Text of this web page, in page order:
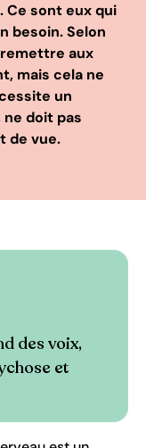
Ce sont eux qui
besoin. Selon
aux
mais cela ne
un
doit pas
de vue.
des voix,
et